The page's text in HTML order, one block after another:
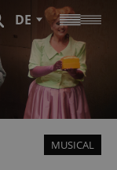
DE
MUSICAL